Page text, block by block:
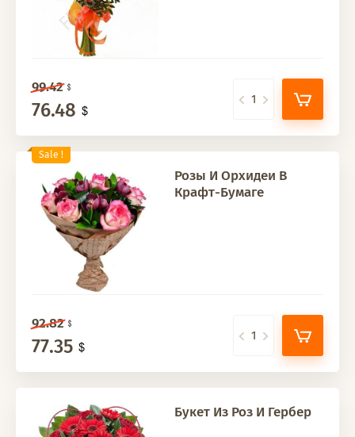
99.42
76.48
Sale !
Розы И Орхидеи В
Крафт-Бумаге
92.82
77.35
Букет Из Роз И Гербер